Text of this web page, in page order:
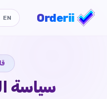
Orderii
EN
سياسة